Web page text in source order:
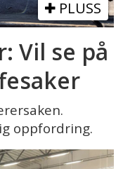
PLUSS
Vil se på
oppfordring.